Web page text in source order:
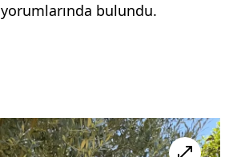
yorumlarında bulundu.